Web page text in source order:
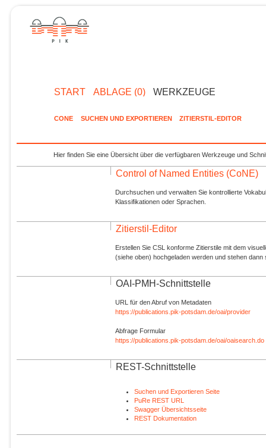
START ABLAGE (0) WERKZEUGE
CONE SUCHEN UND EXPORTIEREN ZITIERSTIL-EDITOR
Hier finden Sie eine Übersicht über die verfügbaren Werkzeuge und
Control of Named Entities (CoNE)
Durchsuchen und verwalten Sie kontrollierte
Klassifikationen oder Sprachen.
Zitierstil-Editor
Erstellen Sie CSL konforme Zitierstile mit dem
(siehe oben) hochgeladen werden und stehen dann
OAI-PMH-Schnittstelle
URL für den Abruf von Metadaten
https://publications.pik-potsdam.de/oai/provider
Abfrage Formular
https://publications.pik-potsdam.de/oai/oaisearch.do
REST-Schnittstelle
Suchen und Exportieren Seite
PuRe REST URL
Swagger Übersichtsseite
REST Dokumentation